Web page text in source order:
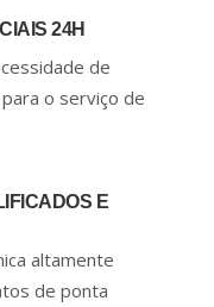
24H
de
o serviço de
E
altamente
de ponta